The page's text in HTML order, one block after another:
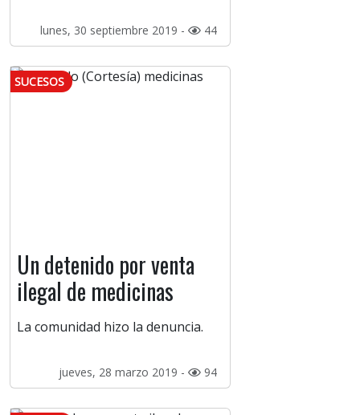
lunes, 30 septiembre 2019 - 44
SUCESOS
Un detenido por venta
ilegal de medicinas
La comunidad hizo la denuncia.
jueves, 28 marzo 2019 - 94